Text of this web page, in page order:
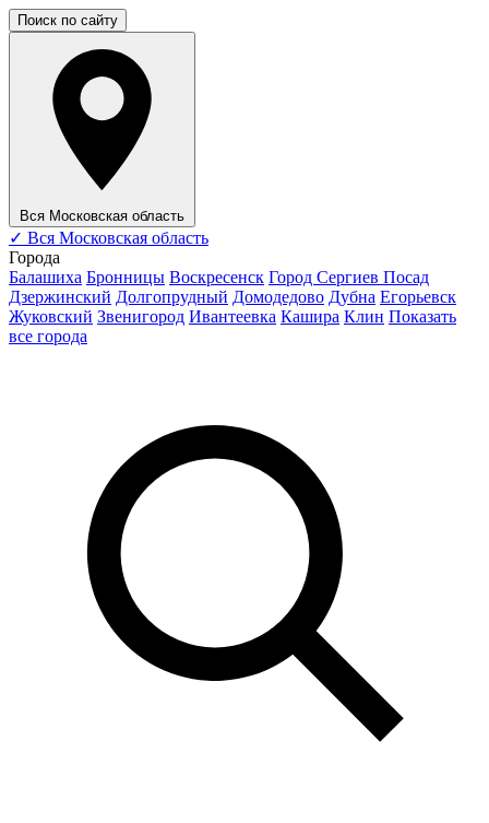
Поиск по сайту
Вся Московская область
✓ Вся Московская область
Города
Балашиха Бронницы Воскресенск Город Сергиев Посад
Дзержинский Долгопрудный Домодедово Дубна Егорьевск
Жуковский Звенигород Ивантеевка Кашира Клин Показать
все города